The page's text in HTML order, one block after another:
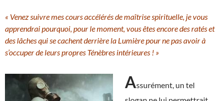
« Venez suivre mes cours accélérés de maîtrise spirituelle, je vous
apprendrai pourquoi, pour le moment, vous êtes encore des ratés et
des lâches qui se cachent derrière la Lumière pour ne pas avoir à
s’occuper de leurs propres Ténèbres intérieures ! »
Assurément, un tel